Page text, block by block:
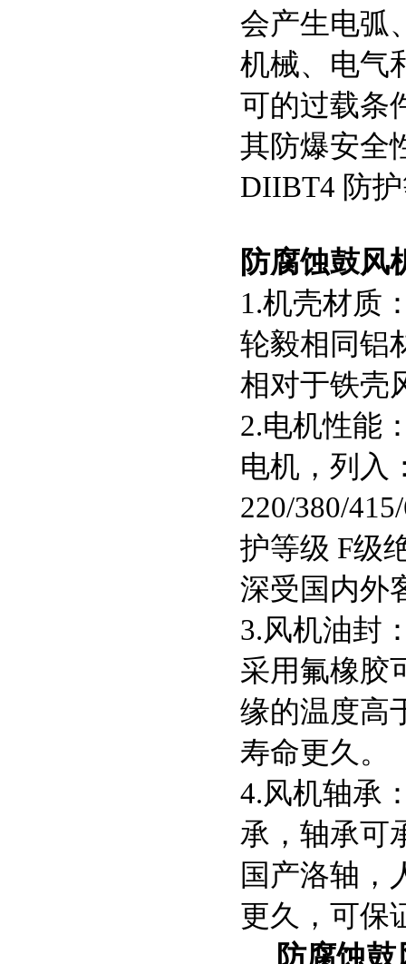
会产生电弧
机械、电气
可的过载条
其防爆安全
DIIBT4 防
防腐蚀鼓风
1.机壳材质
轮毅相同铝
相对于铁壳
2.电机性能
电机，列入
220/380/
护等级 F级
深受国内外
3.风机油封
采用氟橡胶
缘的温度高
寿命更久。
4.风机轴承
承，轴承可
国产洛轴，
更久，可保
防腐蚀鼓